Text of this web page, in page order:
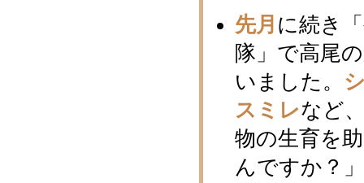
先月 に続き
隊」で高尾
いました。
スミレなど
物の生育を
んですか？